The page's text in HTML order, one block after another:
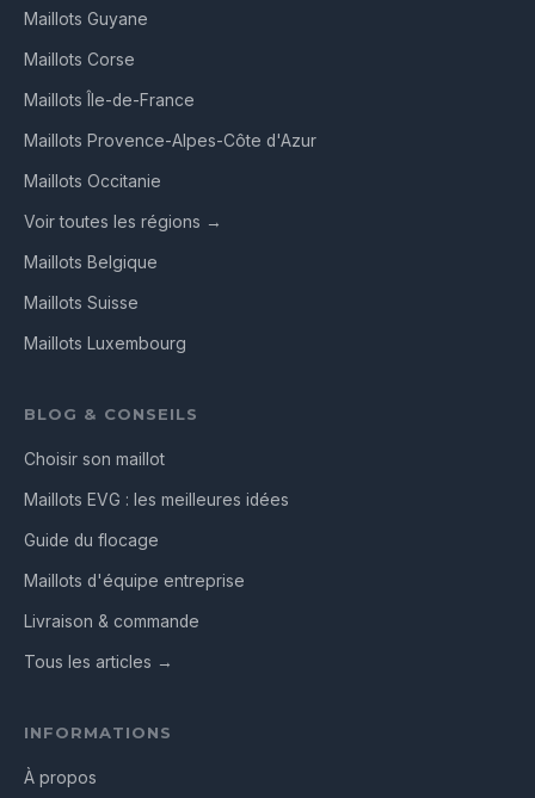
Maillots Guyane
Maillots Corse
Maillots Île-de-France
Maillots Provence-Alpes-Côte d'Azur
Maillots Occitanie
Voir toutes les régions →
Maillots Belgique
Maillots Suisse
Maillots Luxembourg
BLOG & CONSEILS
Choisir son maillot
Maillots EVG : les meilleures idées
Guide du flocage
Maillots d'équipe entreprise
Livraison & commande
Tous les articles →
INFORMATIONS
À propos